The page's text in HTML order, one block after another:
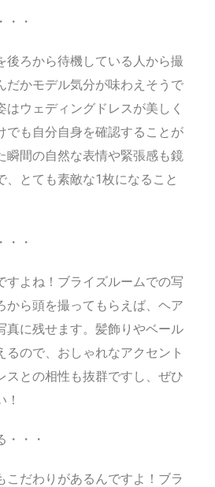
・・
後ろから待機している人から撮
だかモデル気分が味わえそうで
はウェディングドレスが美しく
でも自分自身を確認することが
瞬間の自然な表情や緊張感も鏡
、とても素敵な1枚になること
・・
すよね！ブライズルームでの写
から頭を撮ってもらえば、ヘア
真に残せます。髪飾りやベール
るので、おしゃれなアクセント
スとの相性も抜群ですし、ぜひ
・・・
こだわりがあるんですよ！ブラ